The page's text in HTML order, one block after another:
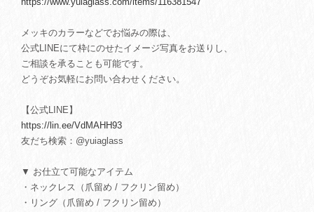
メッキのカラーなどでお悩みの際は、
公式LINEにて枠にのせたイメージ写真をお送りし、
ご相談を承ることも可能です。
どうぞお気軽にお問い合わせください。
【公式LINE】
https://lin.ee/VdMAHH93
友だち検索：@yuiaglass
▼ お仕立て可能なアイテム
・ネックレス（爪留め / フクリン留め）
・リング（爪留め / フクリン留め）